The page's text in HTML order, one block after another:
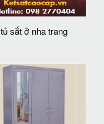
tủ sắt ở nha trang